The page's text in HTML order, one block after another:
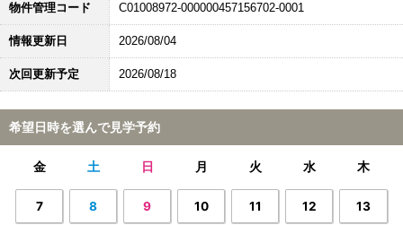
物件管理コード C01008972-000000457156702-0001
情報更新日 2026/08/04
次回更新予定 2026/08/18
希望日時を選んで見学予約
金 土 日 月 火 水 木
7 8 9 10 11 12 13